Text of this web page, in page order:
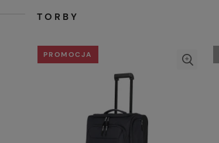
TORBY
PROMOCJA